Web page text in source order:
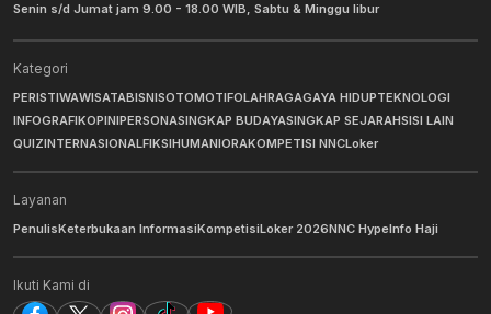
Senin s/d Jumat jam 9.00 - 18.00 WIB, Sabtu & Minggu libur
Kategori
PERISTIWAWISATABISNISOTOMOTIFOLAHRAGAGAYA HIDUPTEKNOLOGI
INFOGRAFIKOPINIPERSONASINGKAP BUDAYASINGKAP SEJARAHSISI LAIN
QUIZINTERNASIONALFIKSIHUMANIORAKOMPETISI NNCLoker
Layanan
PenulisKeterbukaan InformasiKompetisiLoker 2026NNC HypeInfo Haji
Ikuti Kami di